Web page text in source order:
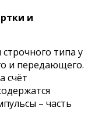
и
типа у
и передающего.
счёт
– часть